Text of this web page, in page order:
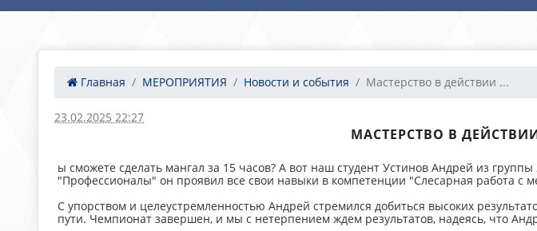
Главная МЕРОПРИЯТИЯ Новости и события Мастерство в действии ...
23.02.2025 22:27
МАСТЕРСТВО В
ы сможете сделать мангал за 15 часов? А вот наш студент Устинов Андрей из
"Профессионалы" он проявил все свои навыки в компетенции "Слесарная работа с
С упорством и целеустремленностью Андрей стремился добиться высоких
пути. Чемпионат завершен, и мы с нетерпением ждем результатов, надеясь, что